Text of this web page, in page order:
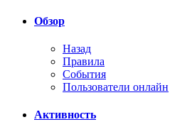
Обзор
Назад
Правила
События
Пользователи онлайн
Активность